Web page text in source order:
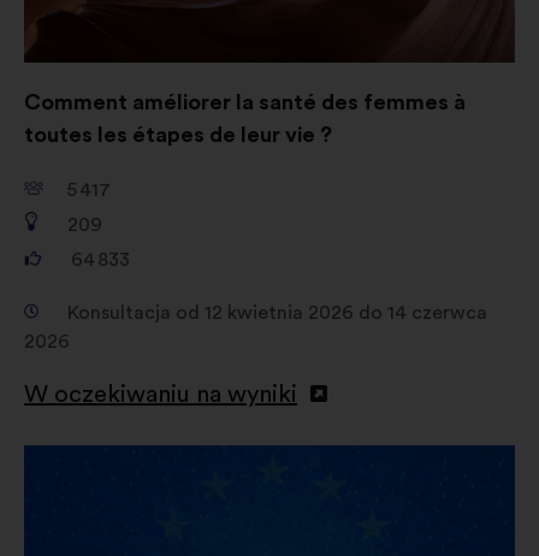
Comment améliorer la santé des femmes à
toutes les étapes de leur vie ?
5 417
209
64 833
Konsultacja od 12 kwietnia 2026 do 14 czerwca
2026
W oczekiwaniu na wyniki